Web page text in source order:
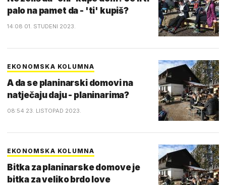
palo na pamet da - 'ti' kupiš?
14:08 01. STUDENI 2023.
EKONOMSKA KOLUMNA
A da se planinarski domovi na
natječaju daju - planinarima?
08:54 23. LISTOPAD 2023.
EKONOMSKA KOLUMNA
Bitka za planinarske domove je
bitka za veliko brdo love